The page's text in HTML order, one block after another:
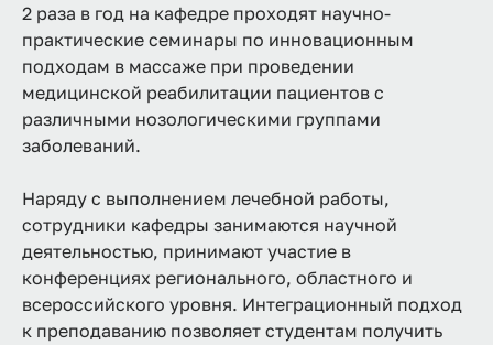
2 раза в год на кафедре проходят научно-
практические семинары по инновационным
подходам в массаже при проведении
медицинской реабилитации пациентов с
различными нозологическими группами
заболеваний.
Наряду с выполнением лечебной работы,
сотрудники кафедры занимаются научной
деятельностью, принимают участие в
конференциях регионального, областного и
всероссийского уровня. Интеграционный подход
к преподаванию позволяет студентам получить